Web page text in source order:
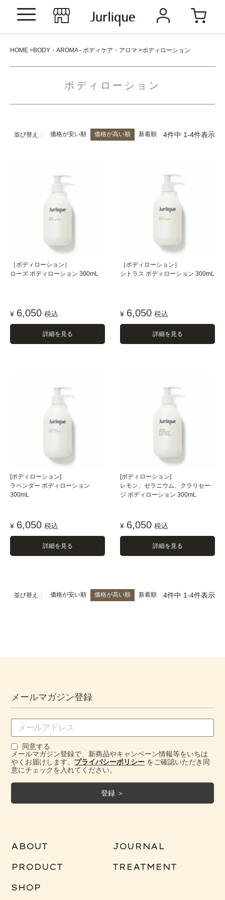
HOME BODY・AROMA - ボディケア・アロマ ボディローション
ボディローション
並び替え 価格が安い順 価格が高い順 新着順 4件中 1-4件表示
［ボディローション］
ローズ ボディローション 300mL
¥ 6,050 税込
詳細を見る
［ボディローション］
シトラス ボディローション 300mL
¥ 6,050 税込
詳細を見る
[ボディローション]
ラベンダー ボディローション
300mL
¥ 6,050 税込
詳細を見る
[ボディローション]
レモン、ゼラニウム、クラリセー
ジ ボディローション 300mL
¥ 6,050 税込
詳細を見る
並び替え 価格が安い順 価格が高い順 新着順 4件中 1-4件表示
メールマガジン登録
同意する
メールマガジン登録で、新商品やキャンペーン情報等をいちは
やくお届けします。 プライバシーポリシー をご確認いただき同
意にチェックを入れてください。
ABOUT JOURNAL
PRODUCT TREATMENT
SHOP